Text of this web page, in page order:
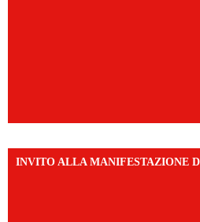
INVITO ALLA MANIFESTAZIONE